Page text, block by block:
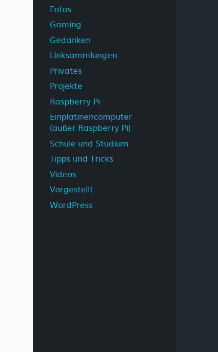
Fotos
Gaming
Gedanken
Linksammlungen
Privates
Projekte
Raspberry Pi
Einplatinencomputer
(außer Raspberry Pi)
Schule und Studium
Tipps und Tricks
Videos
Vorgestellt
WordPress